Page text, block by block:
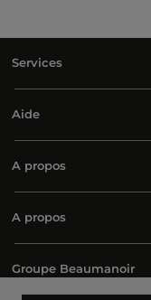
Services
Aide
A propos
A propos
Groupe Beaumanoir